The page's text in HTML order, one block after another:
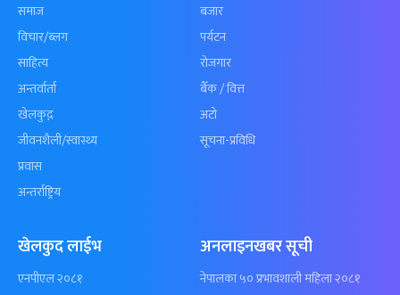
समाज
विचार/ब्लग
साहित्य
अन्तर्वार्ता
खेलकुद़़
जीवनशैली/स्वास्थ्य
प्रवास
अन्तर्राष्ट्रिय
बजार
पर्यटन
रोजगार
बैँक / वित्त
अटो
सूचना-प्रविधि
खेलकुद लाईभ
एनपीएल २०८१
अनलाइनखबर सूची
नेपालका ५० प्रभावशाली महिला २०८१